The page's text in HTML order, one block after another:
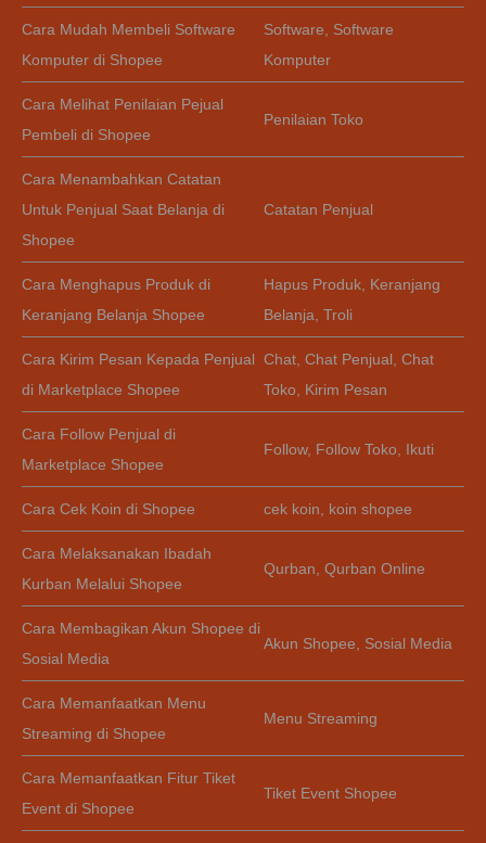
Cara Mudah Membeli Software
Komputer di Shopee
Software, Software
Komputer
Cara Melihat Penilaian Pejual
Pembeli di Shopee
Penilaian Toko
Cara Menambahkan Catatan
Untuk Penjual Saat Belanja di
Shopee
Catatan Penjual
Cara Menghapus Produk di
Keranjang Belanja Shopee
Hapus Produk, Keranjang
Belanja, Troli
Cara Kirim Pesan Kepada Penjual
di Marketplace Shopee
Chat, Chat Penjual, Chat
Toko, Kirim Pesan
Cara Follow Penjual di
Marketplace Shopee
Follow, Follow Toko, Ikuti
Cara Cek Koin di Shopee cek koin, koin shopee
Cara Melaksanakan Ibadah
Kurban Melalui Shopee
Qurban, Qurban Online
Cara Membagikan Akun Shopee di
Sosial Media
Akun Shopee, Sosial Media
Cara Memanfaatkan Menu
Streaming di Shopee
Menu Streaming
Cara Memanfaatkan Fitur Tiket
Event di Shopee
Tiket Event Shopee